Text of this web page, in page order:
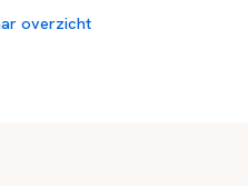
overzicht